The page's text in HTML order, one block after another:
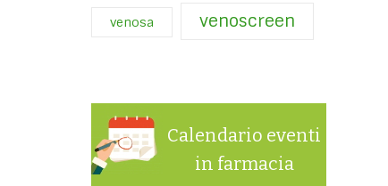
venosa venoscreen
Calendario eventi
in farmacia